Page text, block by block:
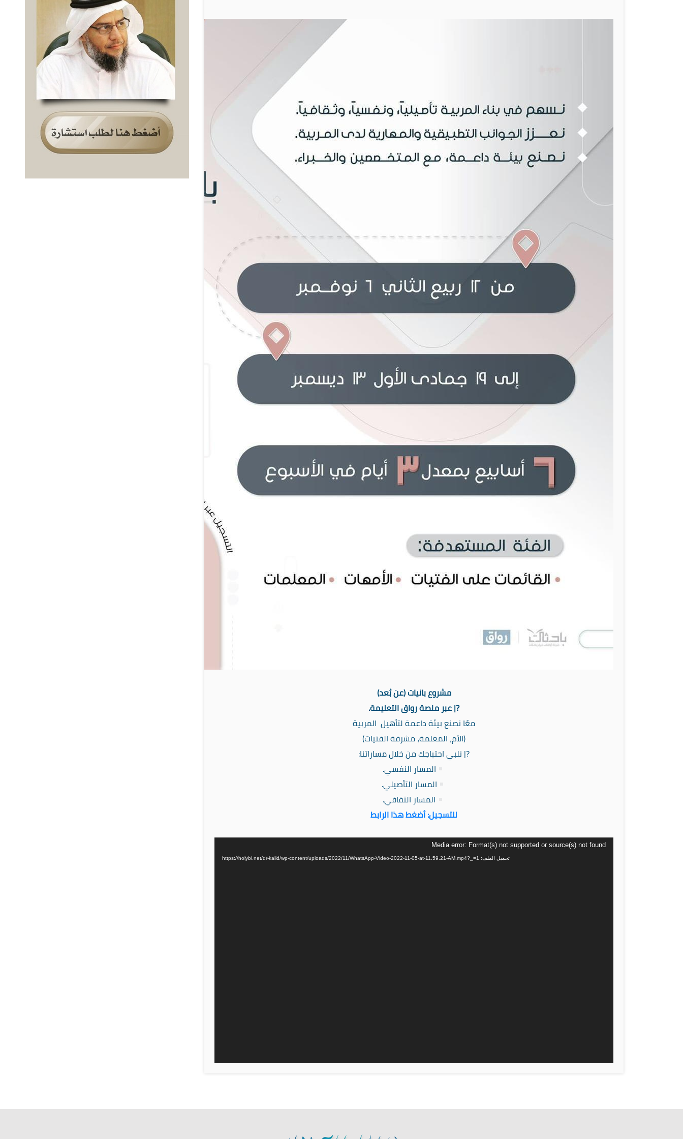
مشروع بانيات (عن بُعد)
?| عبر منصة رواق التعليمة.
معًا نصنع بيئة داعمة لتأهيل ⁧ المربية
(الأم، المعلمة، مشرفة الفتيات)⁩
‏?| نلبي احتياجك من خلال مساراتنا:
المسار النفسي.
المسار التأصيلي.
المسار الثقافي.
للتسجيل: أضغط هذا الرابط
مشغل
Media error: Format(s) not supported or source(s) not found
تحميل الملف: https://holybi.net/dr-kalid/wp-content/uploads/2022/11/WhatsApp-Video-2022-11-05-at-11.59.21-AM.mp4?_=1